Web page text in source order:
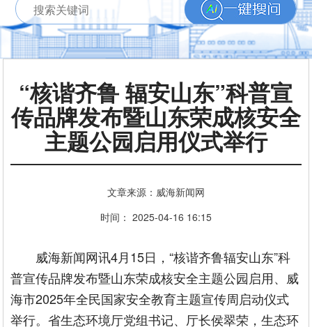
“核谐齐鲁 辐安山东”科普宣
传品牌发布暨山东荣成核安全
主题公园启用仪式举行
文章来源：威海新闻网
时间： 2025-04-16 16:15
威海新闻网讯4月15日，“核谐齐鲁辐安山东”科
普宣传品牌发布暨山东荣成核安全主题公园启用、威
海市2025年全民国家安全教育主题宣传周启动仪式
举行。省生态环境厅党组书记、厅长侯翠荣，生态环